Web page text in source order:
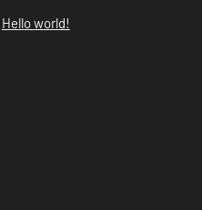
Hello world!